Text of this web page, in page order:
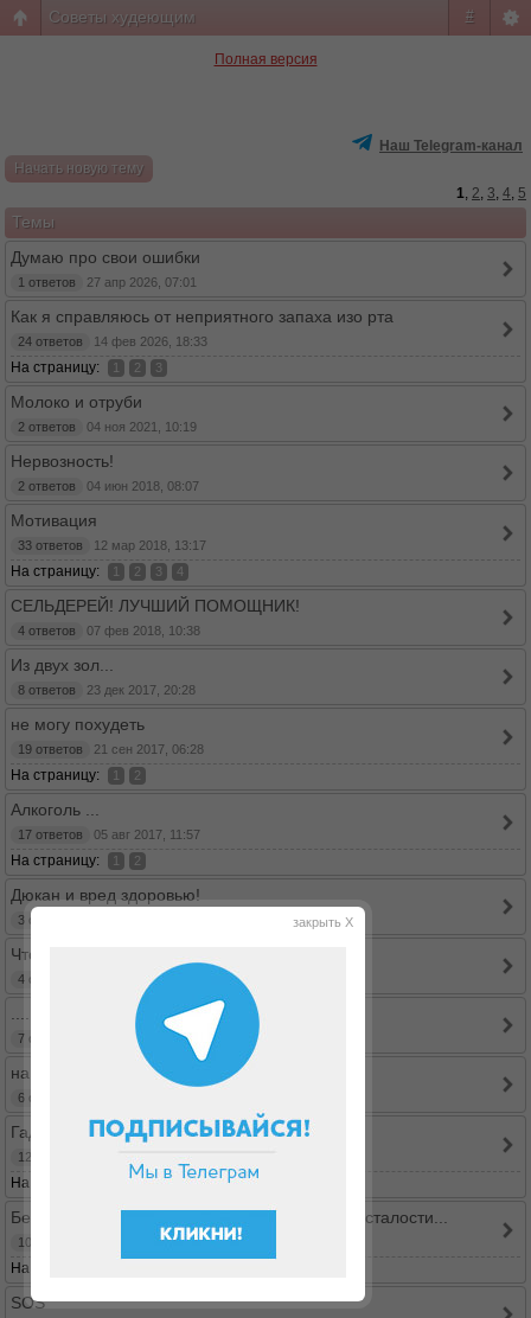
#
Советы худеющим
Полная версия
Наш Telegram-канал
Начать новую тему
1, 2, 3, 4, 5
Темы
Думаю про свои ошибки
1 ответов 27 апр 2026, 07:01
Как я справляюсь от неприятного запаха изо рта
24 ответов 14 фев 2026, 18:33
На страницу: 1 2 3
Молоко и отруби
2 ответов 04 ноя 2021, 10:19
Нервозность!
2 ответов 04 июн 2018, 08:07
Мотивация
33 ответов 12 мар 2018, 13:17
На страницу: 1 2 3 4
СЕЛЬДЕРЕЙ! ЛУЧШИЙ ПОМОЩНИК!
4 ответов 07 фев 2018, 10:38
Из двух зол...
8 ответов 23 дек 2017, 20:28
не могу похудеть
19 ответов 21 сен 2017, 06:28
На страницу: 1 2
Алкоголь ...
17 ответов 05 авг 2017, 11:57
На страницу: 1 2
Дюкан и вред здоровью!
3 ответов
Что приготовить с собой на работу?
4 ответов 07 апр 2017, 17:55
....КИЕВ....Давай дружить;)))
7 ответов 08 мар 2017, 13:34
на повторной диете вес не уходит вообще
6 ответов
Гадкий заменитель сахара, что делать...
12 ответов 19 дек 2016, 14:46
На страницу:
Без сахара спит мозг и не покидает чувство усталости...
10 ответов 07 сен 2016, 09:38
На страницу:
SOS
закрыть X